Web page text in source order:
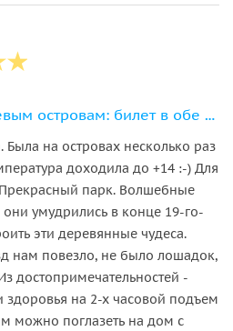
Из Стамбула к Принцевым островам: билет в обе стороны с аудиогидом
Была на островах несколько раз
доходила до +14 :-) Для
парк. Волшебные
умудрились в конце 19-го-
эти деревянные чудеса.
нам повезло, не было лошадок,
достопримечательностей -
здоровья на 2-х часовой подъем
можно поглазеть на дом с